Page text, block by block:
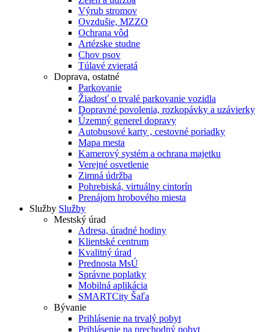
Výrub stromov
Ovzdušie, MZZO
Ochrana vôd
Artézske studne
Chov psov
Túlavé zvieratá
Doprava, ostatné
Parkovanie
Žiadosť o trvalé parkovanie vozidla
Dopravné povolenia, rozkopávky a uzávierky
Územný generel dopravy
Autobusové karty , cestovné poriadky
Mapa mesta
Kamerový systém a ochrana majetku
Verejné osvetlenie
Zimná údržba
Pohrebiská, virtuálny cintorín
Prenájom hrobového miesta
Služby Služby
Mestský úrad
Adresa, úradné hodiny
Klientské centrum
Kvalitný úrad
Prednosta MsÚ
Správne poplatky
Mobilná aplikácia
SMARTCity Šaľa
Bývanie
Prihlásenie na trvalý pobyt
Prihlásenie na prechodný pobyt